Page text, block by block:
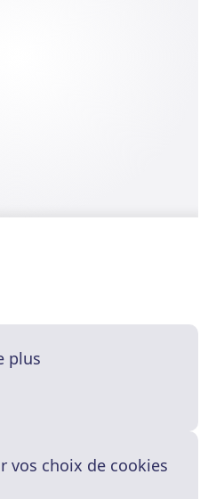
plus
vos choix de cookies